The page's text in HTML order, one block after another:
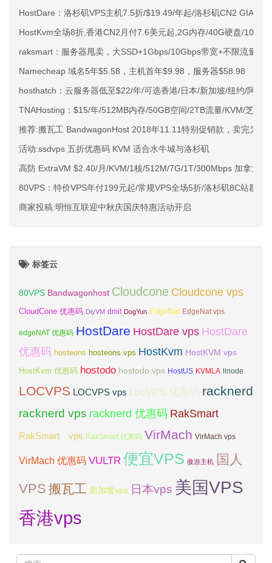
HostDare：洛杉矶VPS主机7.5折/$19.49/年起/洛杉矶CN2 GIA/日
HostKvm全场8折,香港CN2月付7.6美元起,2G内存/40G硬盘/10M带
raksmart：服务器甩卖，大SSD+1Gbps/10Gbps带宽+不限流量，
Namecheap 域名5年$5.58，主机首年$9.98，服务器$58.98
hosthatch：云服务器低至$22/年/可选香港/日本/新加坡/纽约/阿姆
TNAHosting：$15/年/512MB内存/50GB空间/2TB流量/KVM/芝加哥
推荐:搬瓦工 BandwagonHost 2018年11.11特别促销款，卖完为止
活动:ssdvps 五折优惠码 KVM 适合水牛城与洛杉矶
高防 ExtraVM $2.40/月/KVM/1核/512M/7G/1T/300Mbps 加拿大
80VPS：特价VPS年付199元起/常规VPS全场5折/洛杉矶8C站群服
商家投稿:明恒互联迎中秋庆国庆特惠活动开启
标签云
80VPS Bandwagonhost Cloudcone Cloudcone vps
CloudCone 优惠码 DiyVM dmit DogYun EdgeNat EdgeNat vps
edgeNAT 优惠码 HostDare HostDare vps HostDare
优惠码 hosteons hosteons vps HostKvm HostKVM vps
HostKvm 优惠码 hostodo hostodo vps HostUS KVMLA linode
LOCVPS LOCVPS vps LocVPS 优惠码 racknerd
racknerd vps racknerd 优惠码 RakSmart
RakSmart vps RakSmart 优惠码 VirMach VirMach vps
VirMach 优惠码 VULTR 便宜VPS 傲游主机 国人
VPS 搬瓦工 新加坡vps 日本vps 美国VPS
香港vps